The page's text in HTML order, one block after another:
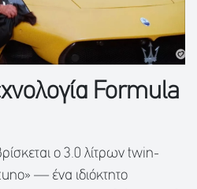
Formula
ο 3.0 λίτρων twin-
— ένα ιδιόκτητο